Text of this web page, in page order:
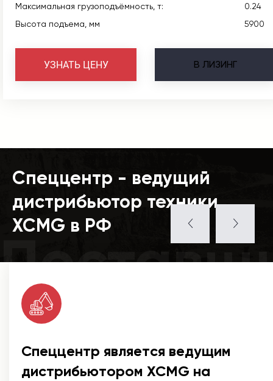
Максимальная грузоподъёмность, т:
0.24
Высота подъема, мм
5900
В ЛИЗИНГ
УЗНАТЬ ЦЕНУ
Спеццентр - ведущий
дистрибьютор техники
XCMG в РФ
Спеццентр является ведущим
дистрибьютором XCMG на